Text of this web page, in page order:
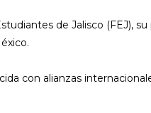
de Jalisco (FEJ),
con alianzas